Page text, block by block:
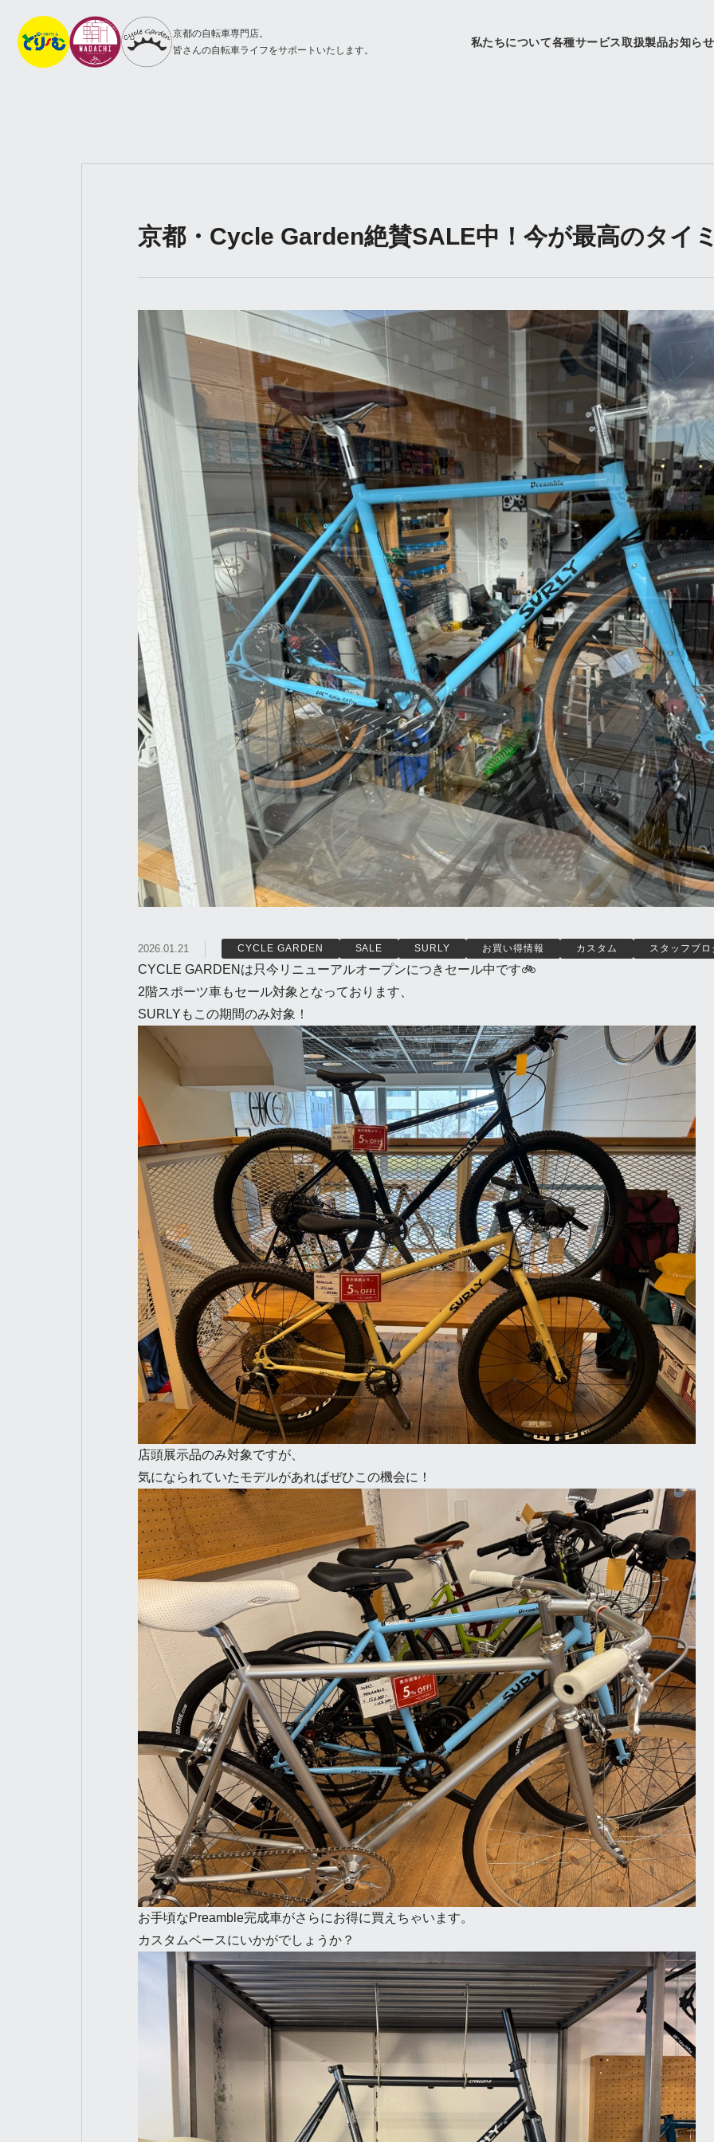
京都の自転車専門店。
皆さんの自転車ライフをサポートいたします。
私たちについて各種サービス取扱製品お知らせ
京都・Cycle Garden絶賛SALE中！今が最高のタイ
2026.01.21 CYCLE GARDEN SALE SURLY お買い得情報 カスタム スタッフブロ
CYCLE GARDENは只今リニューアルオープンにつきセール中です🚲
2階スポーツ車もセール対象となっております、
SURLYもこの期間のみ対象！
店頭展示品のみ対象ですが、
気になられていたモデルがあればぜひこの機会に！
お手頃なPreamble完成車がさらにお得に買えちゃいます。
カスタムベースにいかがでしょうか？